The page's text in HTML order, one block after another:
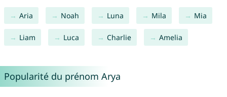
Aria Noah Luna Mila Mia
Liam Luca Charlie Amelia
Popularité du prénom Arya